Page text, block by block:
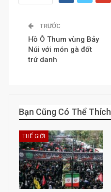
TRƯỚC
Hồ Ô Thum vùng Bảy
Núi với món gà đốt
trứ danh
Bạn Cũng Có Thể Thích
THẾ GIỚI